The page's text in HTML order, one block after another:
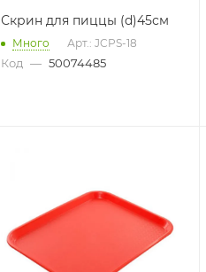
Скрин для пиццы (d)45см
Много Арт.: JCPS-18
Код — 50074485